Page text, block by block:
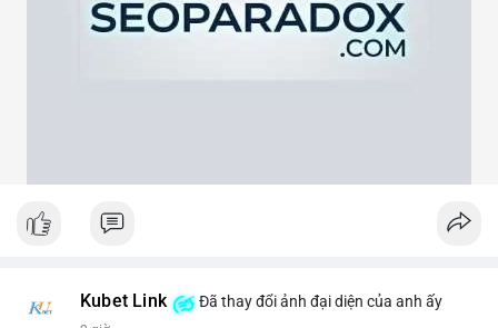
theo cảm xúc, hãy đặt lệnh dựa trên vùng hỗ trợ và kháng cự rõ
Kubet Link Đã thay đổi ảnh đại diện của anh ấy